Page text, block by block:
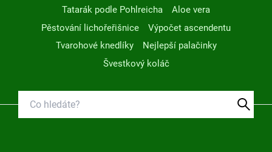
Tatarák podle Pohlreicha
Aloe vera
Pěstování lichořeřišnice
Výpočet ascendentu
Tvarohové knedlíky
Nejlepší palačinky
Švestkový koláč